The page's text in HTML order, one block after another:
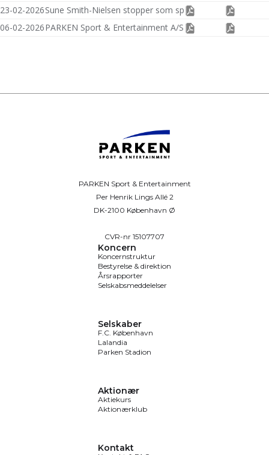
PARKEN Sport & Entertainment
Per Henrik Lings Allé 2
DK-2100 København Ø
CVR-nr 15107707
Koncern
Koncernstruktur
Bestyrelse & direktion
Årsrapporter
Selskabsmeddelelser
Selskaber
F.C. København
Lalandia
Parken Stadion
Aktionær
Aktiekurs
Aktionærklub
Kontakt